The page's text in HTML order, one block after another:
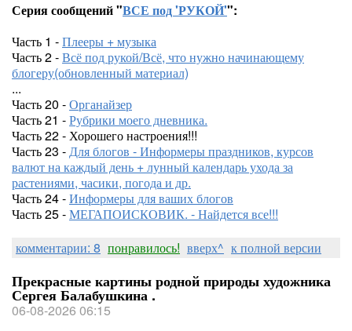
Серия сообщений "ВСЕ под 'РУКОЙ'":
Часть 1 -Плееры + музыка
Часть 2 -Всё под рукой/Всё, что нужно начинающему
блогеру(обновленный материал)
...
Часть 20 -Органайзер
Часть 21 -Рубрики моего дневника.
Часть 22 - Хорошего настроения!!!
Часть 23 -Для блогов - Информеры праздников, курсов
валют на каждый день + лунный календарь ухода за
растениями, часики, погода и др.
Часть 24 -Информеры для ваших блогов
Часть 25 -МЕГАПОИСКОВИК. - Найдется все!!!
комментарии: 8 понравилось! вверх^ к полной версии
Прекрасные картины родной природы художника
Сергея Балабушкина .
06-08-2026 06:15